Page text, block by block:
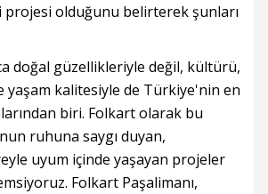
projesi olduğunu belirterek şunları
doğal güzellikleriyle değil, kültürü,
yaşam kalitesiyle de Türkiye'nin en
biri. Folkart olarak bu
ruhuna saygı duyan,
uyum içinde yaşayan projeler
Folkart Paşalimanı,